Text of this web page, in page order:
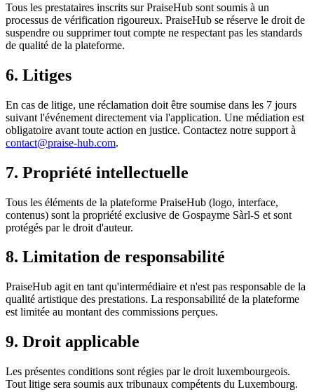
Tous les prestataires inscrits sur PraiseHub sont soumis à un
processus de vérification rigoureux. PraiseHub se réserve le droit de
suspendre ou supprimer tout compte ne respectant pas les standards
de qualité de la plateforme.
6. Litiges
En cas de litige, une réclamation doit être soumise dans les 7 jours
suivant l'événement directement via l'application. Une médiation est
obligatoire avant toute action en justice. Contactez notre support à
contact@praise-hub.com.
7. Propriété intellectuelle
Tous les éléments de la plateforme PraiseHub (logo, interface,
contenus) sont la propriété exclusive de Gospayme Sàrl-S et sont
protégés par le droit d'auteur.
8. Limitation de responsabilité
PraiseHub agit en tant qu'intermédiaire et n'est pas responsable de la
qualité artistique des prestations. La responsabilité de la plateforme
est limitée au montant des commissions perçues.
9. Droit applicable
Les présentes conditions sont régies par le droit luxembourgeois.
Tout litige sera soumis aux tribunaux compétents du Luxembourg.